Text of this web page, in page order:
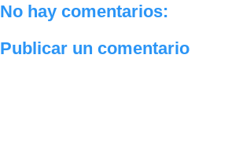
No hay comentarios:
Publicar un comentario